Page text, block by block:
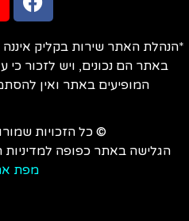
*הנהלת האתר שירות בקליק
באתר הם נכונים, ויש לזכור כי
המופיעים באתר ואין
© כל הזכויות שמורות
הגלישה באתר כפופה
מפת